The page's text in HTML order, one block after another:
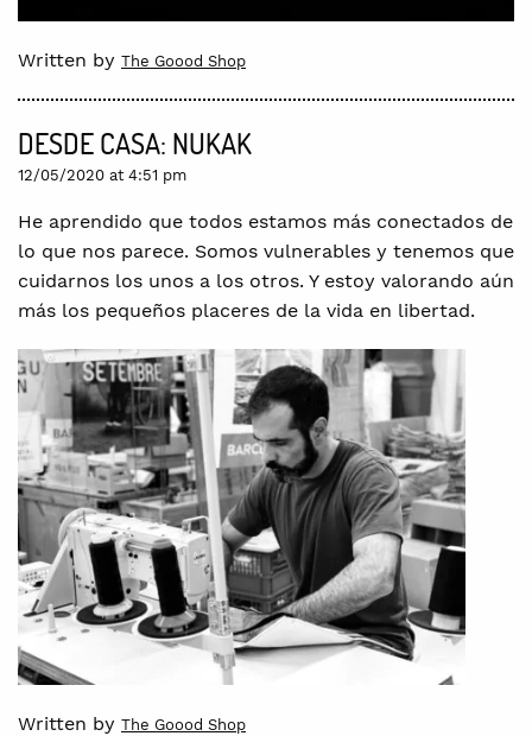
Written by The Goood Shop
DESDE CASA: NUKAK
12/05/2020 at 4:51 pm
He aprendido que todos estamos más conectados de
lo que nos parece. Somos vulnerables y tenemos que
cuidarnos los unos a los otros. Y estoy valorando aún
más los pequeños placeres de la vida en libertad.
Written by The Goood Shop